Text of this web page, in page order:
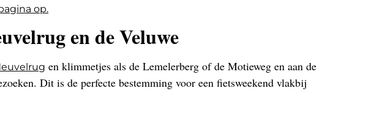
op.
en de Veluwe
en klimmetjes als de Lemelerberg of de Motieweg en aan de
Dit is de perfecte bestemming voor een fietsweekend vlakbij